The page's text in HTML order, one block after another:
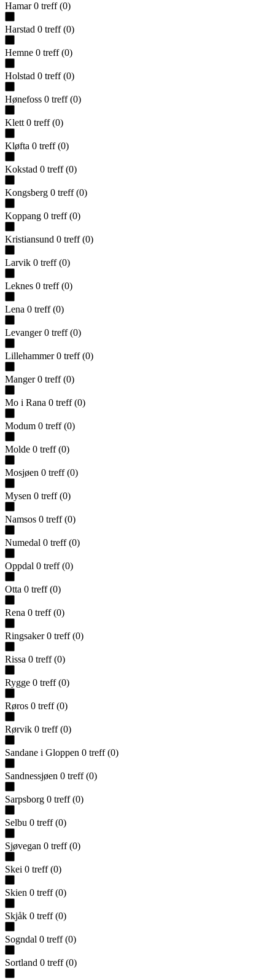
Hamar 0 treff (0)
Harstad 0 treff (0)
Hemne 0 treff (0)
Holstad 0 treff (0)
Hønefoss 0 treff (0)
Klett 0 treff (0)
Kløfta 0 treff (0)
Kokstad 0 treff (0)
Kongsberg 0 treff (0)
Koppang 0 treff (0)
Kristiansund 0 treff (0)
Larvik 0 treff (0)
Leknes 0 treff (0)
Lena 0 treff (0)
Levanger 0 treff (0)
Lillehammer 0 treff (0)
Manger 0 treff (0)
Mo i Rana 0 treff (0)
Modum 0 treff (0)
Molde 0 treff (0)
Mosjøen 0 treff (0)
Mysen 0 treff (0)
Namsos 0 treff (0)
Numedal 0 treff (0)
Oppdal 0 treff (0)
Otta 0 treff (0)
Rena 0 treff (0)
Ringsaker 0 treff (0)
Rissa 0 treff (0)
Rygge 0 treff (0)
Røros 0 treff (0)
Rørvik 0 treff (0)
Sandane i Gloppen 0 treff (0)
Sandnessjøen 0 treff (0)
Sarpsborg 0 treff (0)
Selbu 0 treff (0)
Sjøvegan 0 treff (0)
Skei 0 treff (0)
Skien 0 treff (0)
Skjåk 0 treff (0)
Sogndal 0 treff (0)
Sortland 0 treff (0)